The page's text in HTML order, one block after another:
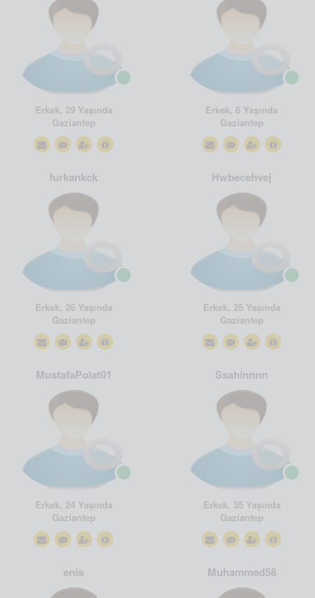
Erkek, 29 Yaşında
Gaziantep
Erkek, 6 Yaşında
Gaziantep
furkankck
Erkek, 26 Yaşında
Gaziantep
Hwbecehvej
Erkek, 25 Yaşında
Gaziantep
MustafaPolat01
Erkek, 24 Yaşında
Gaziantep
Ssahinnnn
Erkek, 35 Yaşında
Gaziantep
enis Muhammed58